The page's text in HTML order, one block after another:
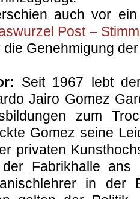
auch vor
Post –
Genehmigung
Seit 1967 lebt
Jairo Gomez
zum
Gomez seine
privaten
Fabrikhalle
in der